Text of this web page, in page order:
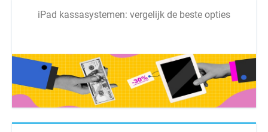
iPad kassasystemen: vergelijk de beste opties